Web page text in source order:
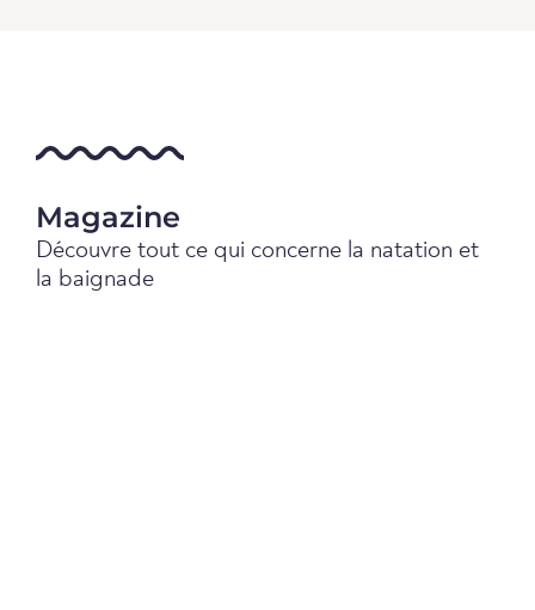
Magazine
Découvre tout ce qui concerne la natation et
la baignade